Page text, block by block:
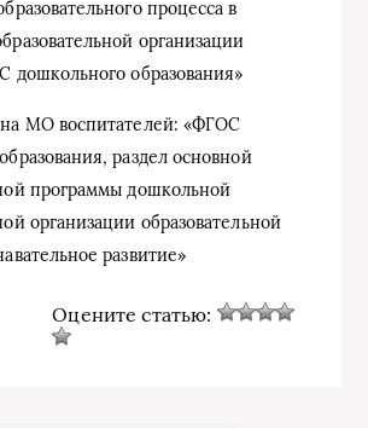
процесса в
организации
дошкольного образования»
МО воспитателей: «ФГОС
раздел основной
программы дошкольной
организации образовательной
развитие»
Оцените статью: